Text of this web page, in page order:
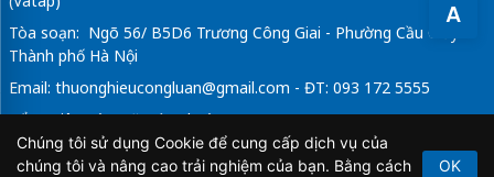
A
Tòa soạn: Ngõ 56/ B5D6 Trương Công Giai - Phường Cầu Giấy -
Thành phố Hà Nội
Email: thuonghieucongluan@gmail.com - ĐT: 093 172 5555
Tổng Biên Tập: Vũ Đức Thuận
Giấy phép hoạt động báo chí điện tử số 64/GP-BTTTT do Bộ
Chúng tôi sử dụng Cookie để cung cấp dịch vụ của
chúng tôi và nâng cao trải nghiệm của bạn. Bằng cách
OK